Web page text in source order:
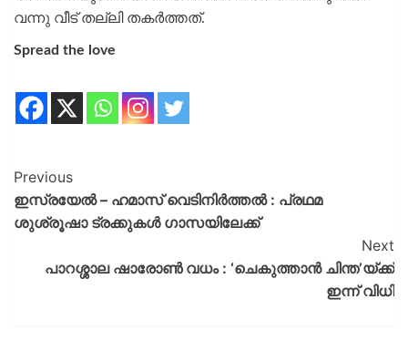
വന്നു വീട് തല്ലി തകർത്തത്.
Spread the love
Previous
ഇസ്രയേൽ – ഹമാസ് വെടിനിർത്തൽ : പ്രഥമ
ശുശ്രൂഷാ ട്രക്കുകൾ ഗാസയിലേക്ക്
Next
പാറശ്ശാല ഷാരോൺ വധം : ‘ചെകുത്താൻ ചിന്ത’യ്ക്ക്
ഇന്ന് വിധി